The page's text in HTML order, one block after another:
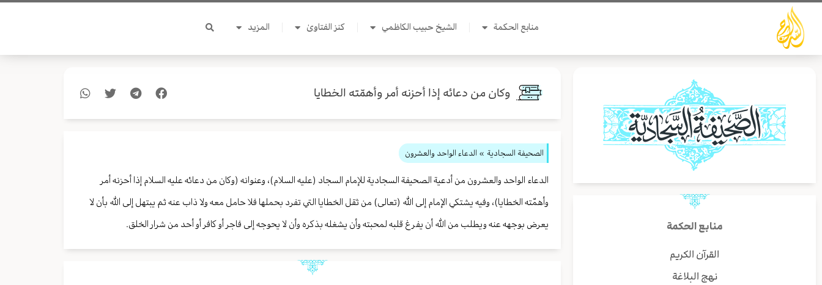
تخطي
المحتوى
منابع الحكمة الشيخ حبيب الكاظمي كنز الفتاوىٰ المزيد
منابع الحكمة
القرآن الكريم
نهج البلاغة
وكان من دعائه إذا أحزنه أمر وأهمّته الخطايا
الصحيفة السجادية » الدعاء الواحد والعشرون
الدعاء الواحد والعشرون من أدعية الصحيفة السجادية للإمام السجاد (عليه السلام)، وعنوانه (وكان من دعائه عليه السلام إذا أحزنه أمر
وأهمّته الخطايا)، وفيه يشتكي الإمام إلى الله (تعالى) من ثقل الخطايا التي تفرد بحملها فلا حامل معه ولا ذاب عنه ثم يبتهل إلى الله بأن لا
يعرض بوجهه عنه ويطلب من الله أن يفرغ قلبه لمحبته وأن يشغله بذكره وأن لا يحوجه إلى فاجر أو كافر أو أحد من شرار الخلق.